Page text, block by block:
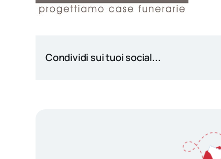
Condividi sui tuoi social...